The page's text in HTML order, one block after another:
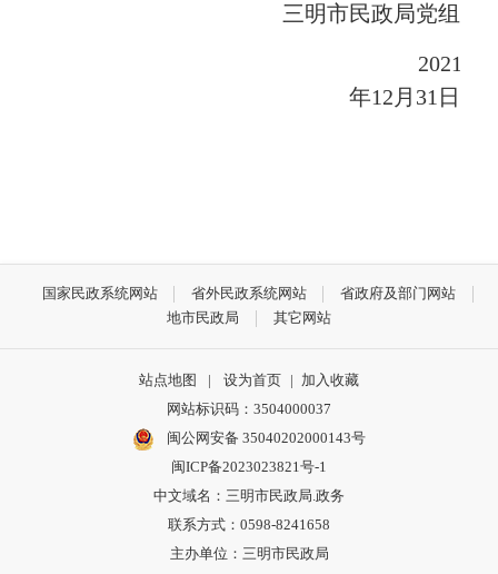
三明市民政局党组
2021
年12 月 31 日
国家民政系统网站 省外民政系统网站
省政府及部门网站
地市民政局
其它网站
站点地图 | 设为首页 | 加入收藏
网站标识码：3504000037
闽公网安备 35040202000143号
闽ICP备2023023821号-1
中文域名：三明市民政局.政务
联系方式：0598-8241658
主办单位：三明市民政局